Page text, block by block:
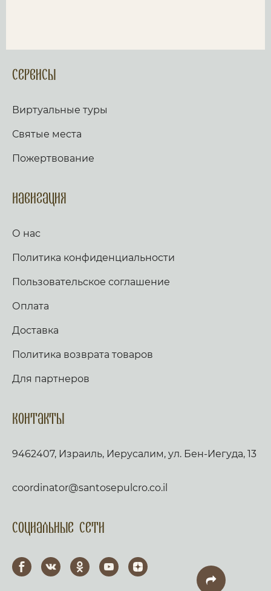
Сервисы
Виртуальные туры
Святые места
Пожертвование
Навигация
О нас
Политика конфиденциальности
Пользовательское соглашение
Оплата
Доставка
Политика возврата товаров
Для партнеров
Контакты
9462407, Израиль, Иерусалим, ул. Бен-Иегуда, 13
coordinator@santosepulcro.co.il
Социальные сети